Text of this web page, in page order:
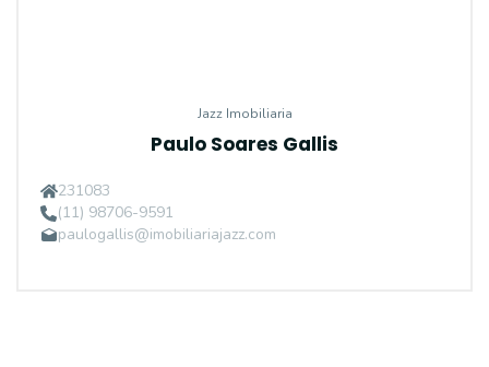
Jazz Imobiliaria
Paulo Soares Gallis
231083
(11) 98706-9591
paulogallis@imobiliariajazz.com